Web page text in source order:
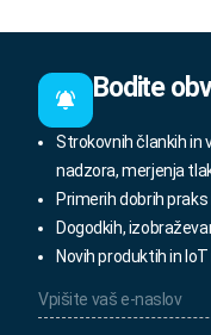
Bodite
Strokovnih člankih in
nadzora, merjenja
Primerih dobrih
Dogodkih,
Novih produktih in
vaš
e-